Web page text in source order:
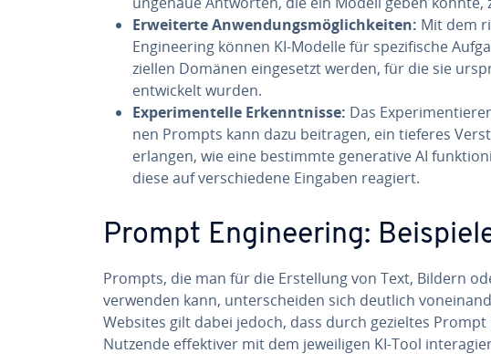
Er­wei­ter­te An­wen­dungs­mög­lich­kei­ten: Mit dem
En­gi­nee­ring können KI-Modelle für spe­zi­fi­sche
zi­el­len Domänen ein­ge­setzt werden, für die sie
ent­wi­ckelt wurden.
Ex­pe­ri­men­tel­le Er­kennt­nis­se: Das
nen Prompts kann dazu beitragen, ein tieferes
erlangen, wie eine bestimmte ge­ne­ra­ti­ve AI
diese auf ver­schie­de­ne Eingaben reagiert.
Prompt En­gi­nee­ring:
Prompts, die man für die Er­stel­lung von Text, Bildern
verwenden kann, un­ter­schei­den sich deutlich
Websites gilt dabei jedoch, dass durch gezieltes Prompt
Nutzende ef­fek­ti­ver mit dem je­wei­li­gen KI-Tool